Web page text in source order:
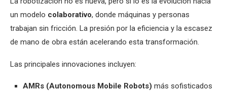
un modelo colaborativo, donde máquinas y personas
trabajan sin fricción. La presión por la eficiencia y la escasez
de mano de obra están acelerando esta transformación.
Las principales innovaciones incluyen:
AMRs (Autonomous Mobile Robots) más sofisticados